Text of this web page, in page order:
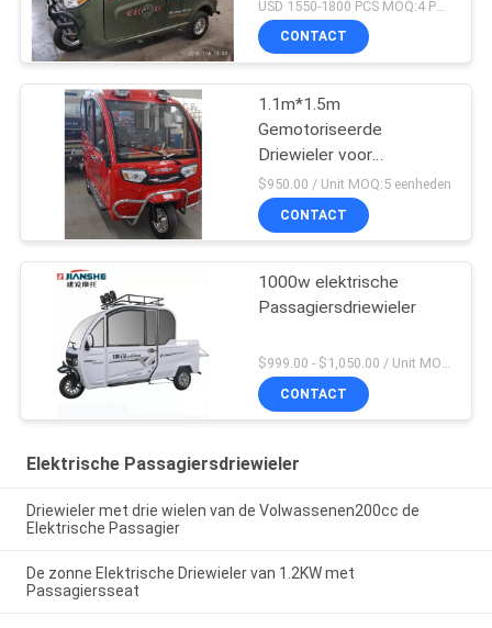
CONTACT
1.1m*1.5m
Gemotoriseerde
Driewieler voor
Volwassenen
$950.00 / Unit MOQ:5 eenheden
CONTACT
1000w elektrische
Passagiersdriewieler
$999.00 - $1,050.00 / Unit MOQ:1 eenheid
CONTACT
Elektrische Passagiersdriewieler
Driewieler met drie wielen van de Volwassenen200cc de
Elektrische Passagier
De zonne Elektrische Driewieler van 1.2KW met
Passagiersseat